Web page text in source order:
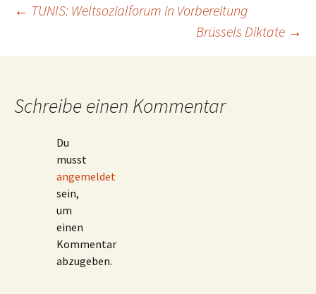
Beitragsnavigation
← TUNIS: Weltsozialforum in Vorbereitung
Brüssels Diktate →
Schreibe einen Kommentar
Du
musst
angemeldet
sein,
um
einen
Kommentar
abzugeben.